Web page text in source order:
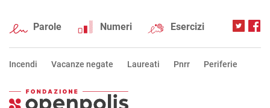
Parole Numeri Esercizi
Incendi Vacanze negate Laureati Pnrr Periferie